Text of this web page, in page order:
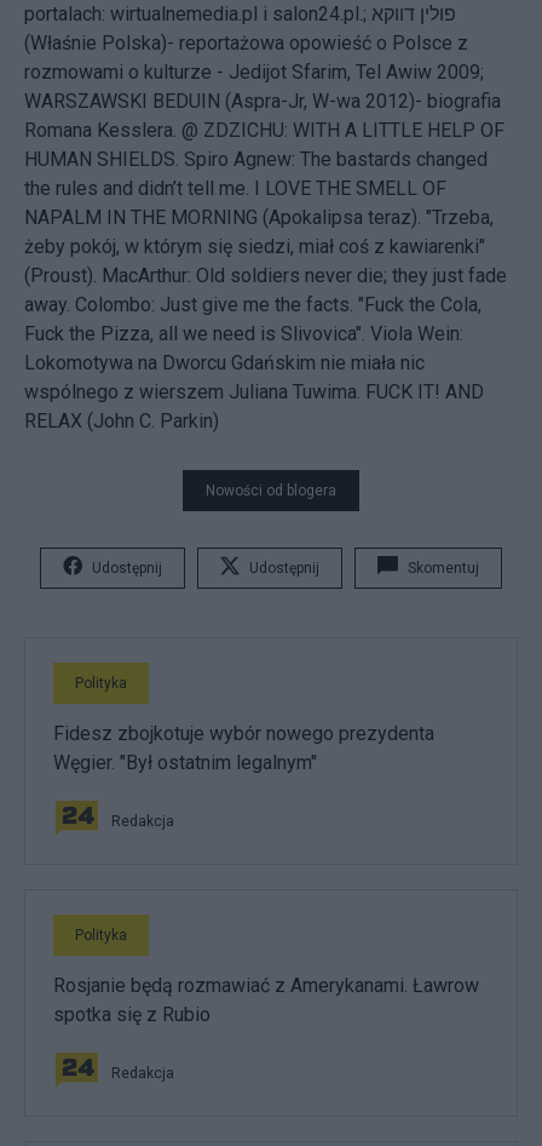
portalach: wirtualnemedia.pl i salon24.pl.; פולין דווקא
(Właśnie Polska)- reportażowa opowieść o Polsce z
rozmowami o kulturze - Jedijot Sfarim, Tel Awiw 2009;
WARSZAWSKI BEDUIN (Aspra-Jr, W-wa 2012)- biografia
Romana Kesslera. @ ZDZICHU: WITH A LITTLE HELP OF
HUMAN SHIELDS. Spiro Agnew: The bastards changed
the rules and didn’t tell me. I LOVE THE SMELL OF
NAPALM IN THE MORNING (Apokalipsa teraz). "Trzeba,
żeby pokój, w którym się siedzi, miał coś z kawiarenki"
(Proust). MacArthur: Old soldiers never die; they just fade
away. Colombo: Just give me the facts. "Fuck the Cola,
Fuck the Pizza, all we need is Slivovica". Viola Wein:
Lokomotywa na Dworcu Gdańskim nie miała nic
wspólnego z wierszem Juliana Tuwima. FUCK IT! AND
RELAX (John C. Parkin)
Nowości od blogera
Udostępnij Udostępnij Skomentuj
Polityka
Fidesz zbojkotuje wybór nowego prezydenta
Węgier. "Był ostatnim legalnym"
Redakcja
Polityka
Rosjanie będą rozmawiać z Amerykanami. Ławrow
spotka się z Rubio
Redakcja